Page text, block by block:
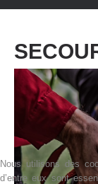
Nous utilisons des
d’entre eux sont